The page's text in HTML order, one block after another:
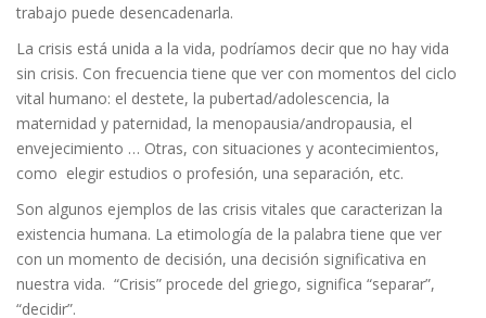
trabajo puede desencadenarla.
La crisis está unida a la vida, podríamos decir que no hay vida
sin crisis. Con frecuencia tiene que ver con momentos del ciclo
vital humano: el destete, la pubertad/adolescencia, la
maternidad y paternidad, la menopausia/andropausia, el
envejecimiento … Otras, con situaciones y acontecimientos,
como elegir estudios o profesión, una separación, etc.
Son algunos ejemplos de las crisis vitales que caracterizan la
existencia humana. La etimología de la palabra tiene que ver
con un momento de decisión, una decisión significativa en
nuestra vida. “Crisis” procede del griego, significa “separar”,
“decidir”.